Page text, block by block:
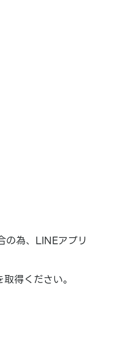
為、LINEアプリ
得ください。